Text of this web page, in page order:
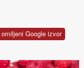
Google izvor